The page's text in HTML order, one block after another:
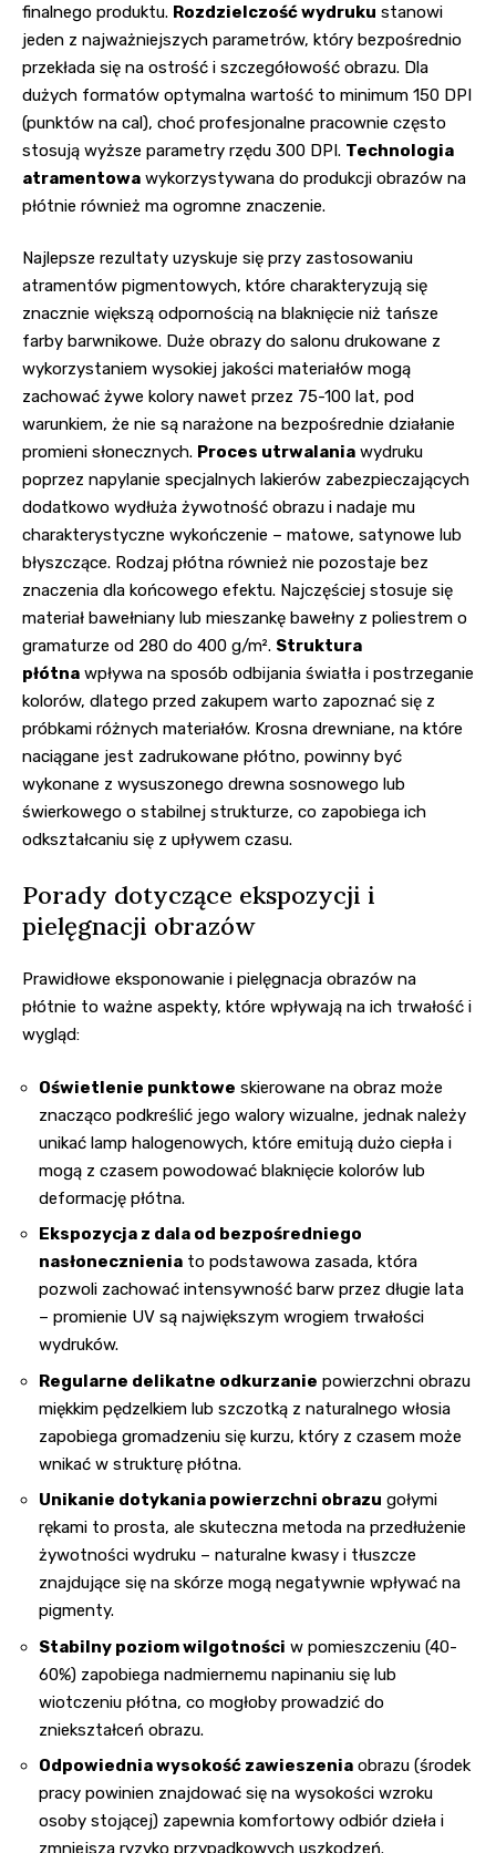
finalnego produktu. Rozdzielczość wydruku stanowi
jeden z najważniejszych parametrów, który bezpośrednio
przekłada się na ostrość i szczegółowość obrazu. Dla
dużych formatów optymalna wartość to minimum 150 DPI
(punktów na cal), choć profesjonalne pracownie często
stosują wyższe parametry rzędu 300 DPI. Technologia
atramentowa wykorzystywana do produkcji obrazów na
płótnie również ma ogromne znaczenie.
Najlepsze rezultaty uzyskuje się przy zastosowaniu
atramentów pigmentowych, które charakteryzują się
znacznie większą odpornością na blaknięcie niż tańsze
farby barwnikowe. Duże obrazy do salonu drukowane z
wykorzystaniem wysokiej jakości materiałów mogą
zachować żywe kolory nawet przez 75-100 lat, pod
warunkiem, że nie są narażone na bezpośrednie działanie
promieni słonecznych. Proces utrwalania wydruku
poprzez napylanie specjalnych lakierów zabezpieczających
dodatkowo wydłuża żywotność obrazu i nadaje mu
charakterystyczne wykończenie – matowe, satynowe lub
błyszczące. Rodzaj płótna również nie pozostaje bez
znaczenia dla końcowego efektu. Najczęściej stosuje się
materiał bawełniany lub mieszankę bawełny z poliestrem o
gramaturze od 280 do 400 g/m². Struktura
płótna wpływa na sposób odbijania światła i postrzeganie
kolorów, dlatego przed zakupem warto zapoznać się z
próbkami różnych materiałów. Krosna drewniane, na które
naciągane jest zadrukowane płótno, powinny być
wykonane z wysuszonego drewna sosnowego lub
świerkowego o stabilnej strukturze, co zapobiega ich
odkształcaniu się z upływem czasu.
Porady dotyczące ekspozycji i
pielęgnacji obrazów
Prawidłowe eksponowanie i pielęgnacja obrazów na
płótnie to ważne aspekty, które wpływają na ich trwałość i
wygląd:
Oświetlenie punktowe skierowane na obraz może
znacząco podkreślić jego walory wizualne, jednak należy
unikać lamp halogenowych, które emitują dużo ciepła i
mogą z czasem powodować blaknięcie kolorów lub
deformację płótna.
Ekspozycja z dala od bezpośredniego
nasłonecznienia to podstawowa zasada, która
pozwoli zachować intensywność barw przez długie lata
– promienie UV są największym wrogiem trwałości
wydruków.
Regularne delikatne odkurzanie powierzchni obrazu
miękkim pędzelkiem lub szczotką z naturalnego włosia
zapobiega gromadzeniu się kurzu, który z czasem może
wnikać w strukturę płótna.
Unikanie dotykania powierzchni obrazu gołymi
rękami to prosta, ale skuteczna metoda na przedłużenie
żywotności wydruku – naturalne kwasy i tłuszcze
znajdujące się na skórze mogą negatywnie wpływać na
pigmenty.
Stabilny poziom wilgotności w pomieszczeniu (40-
60%) zapobiega nadmiernemu napinaniu się lub
wiotczeniu płótna, co mogłoby prowadzić do
zniekształceń obrazu.
Odpowiednia wysokość zawieszenia obrazu (środek
pracy powinien znajdować się na wysokości wzroku
osoby stojącej) zapewnia komfortowy odbiór dzieła i
zmniejsza ryzyko przypadkowych uszkodzeń.